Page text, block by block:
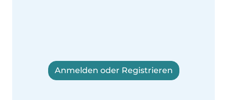
Anmelden oder Registrieren